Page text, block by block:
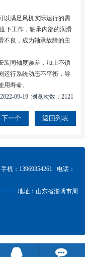
以满足风机实际运行的需
下工作，轴承内部的润滑
不良，成为轴承故障的主
装同轴度误差，加上不锈
运行系统动态不平衡，导
寿命。
09-19 浏览次数：2121
下一个 返回列表
：13969354261 电话：
号 地址：山东省淄博市周